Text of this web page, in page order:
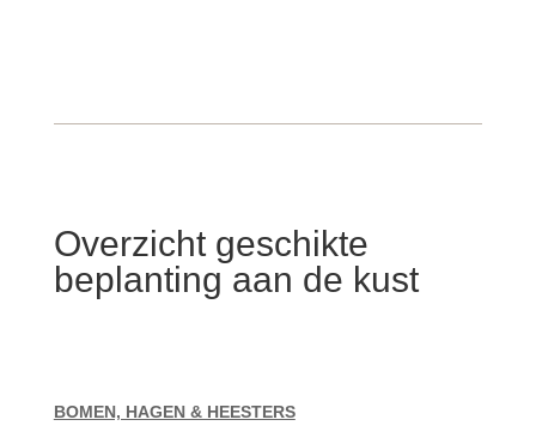
Overzicht geschikte
beplanting aan de kust
BOMEN, HAGEN & HEESTERS